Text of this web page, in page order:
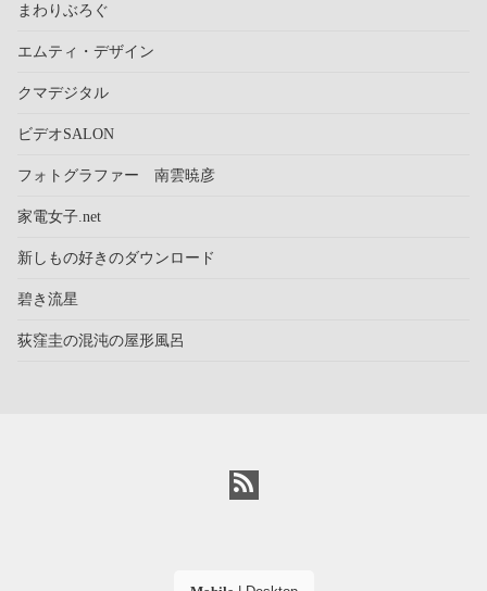
まわりぶろぐ
エムティ・デザイン
クマデジタル
ビデオSALON
フォトグラファー 南雲暁彦
家電女子.net
新しもの好きのダウンロード
碧き流星
荻窪圭の混沌の屋形風呂